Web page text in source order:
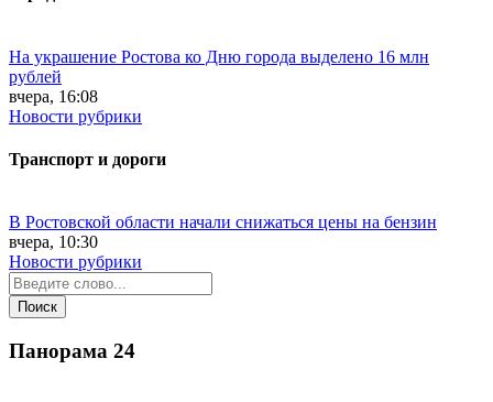
На украшение Ростова ко Дню города выделено 16 млн
рублей
вчера, 16:08
Новости рубрики
Транспорт и дороги
В Ростовской области начали снижаться цены на бензин
вчера, 10:30
Новости рубрики
Панорама 24